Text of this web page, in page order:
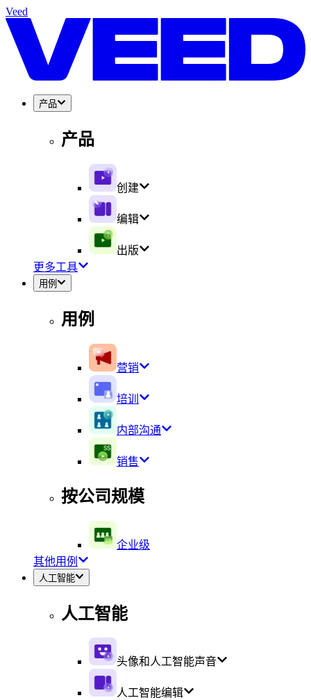
Veed
产品
产品
创建
编辑
出版
更多工具
用例
用例
营销
培训
内部沟通
销售
按公司规模
企业级
其他用例
人工智能
人工智能
头像和人工智能声音
人工智能编辑